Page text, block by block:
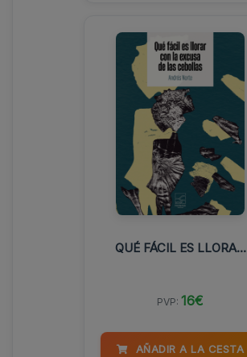
QUÉ FÁCIL ES LLORA...
PVP: 16€
AÑADIR A LA CESTA